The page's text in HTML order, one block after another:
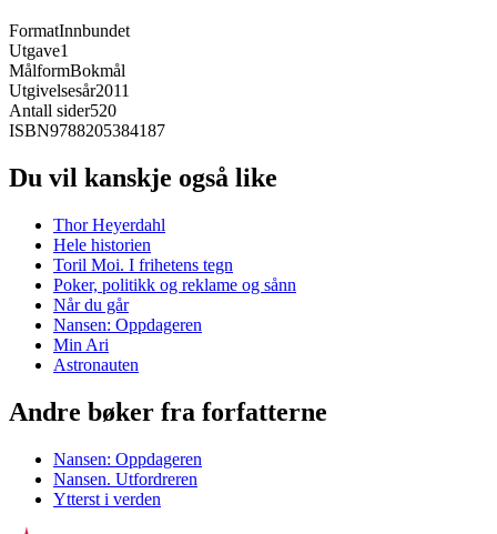
FormatInnbundet
Utgave1
MålformBokmål
Utgivelsesår2011
Antall sider520
ISBN9788205384187
Du vil kanskje også like
Thor Heyerdahl
Hele historien
Toril Moi. I frihetens tegn
Poker, politikk og reklame og sånn
Når du går
Nansen: Oppdageren
Min Ari
Astronauten
Andre bøker fra forfatterne
Nansen: Oppdageren
Nansen. Utfordreren
Ytterst i verden